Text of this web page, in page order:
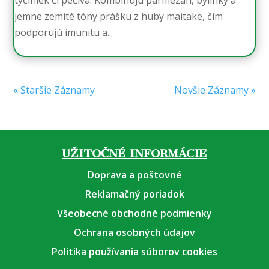
jemne zemité tóny prášku z huby maitake, čím
podporujú imunitu a...
« Staršie Záznamy Novšie Záznamy »
UŽITOČNÉ INFORMÁCIE
Doprava a poštovné
Reklamačný poriadok
Všeobecné obchodné podmienky
Ochrana osobných údajov
Politika používania súborov cookies